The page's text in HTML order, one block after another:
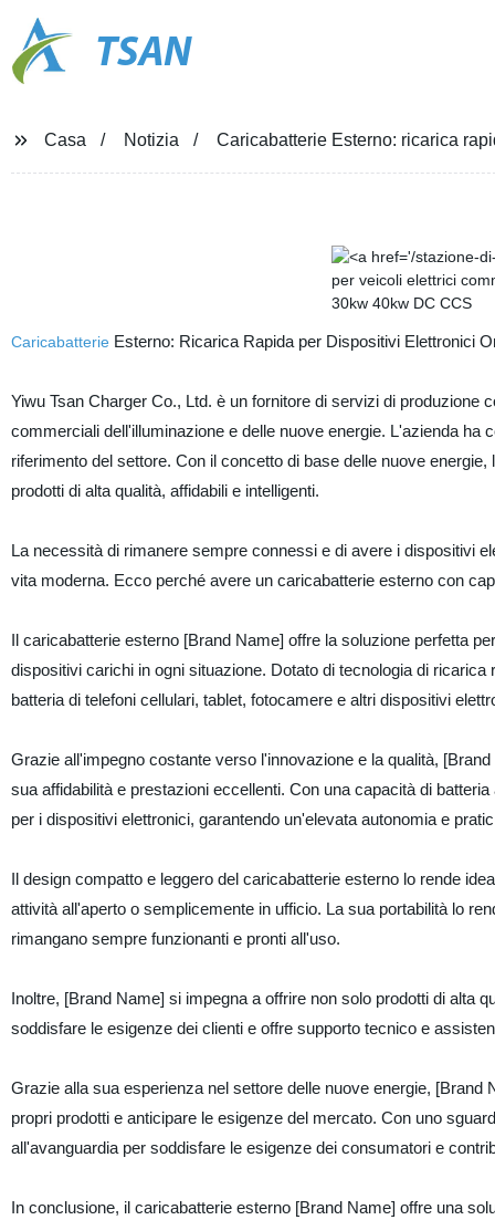
TSAN
Casa Notizia Caricabatterie Esterno: ricarica
CaricabatterieEsterno: Ricarica Rapida per Dispositivi Elettronici
Yiwu Tsan Charger Co., Ltd. è un fornitore di servizi di
commerciali dell'illuminazione e delle nuove energie. L'azienda
riferimento del settore. Con il concetto di base delle nuove
prodotti di alta qualità, affidabili e intelligenti.
La necessità di rimanere sempre connessi e di avere i dispositivi
vita moderna. Ecco perché avere un caricabatterie esterno con
Il caricabatterie esterno [Brand Name] offre la soluzione perfetta
dispositivi carichi in ogni situazione. Dotato di tecnologia di
batteria di telefoni cellulari, tablet, fotocamere e altri dispositivi
Grazie all'impegno costante verso l'innovazione e la qualità,
sua affidabilità e prestazioni eccellenti. Con una capacità di
per i dispositivi elettronici, garantendo un'elevata autonomia e
Il design compatto e leggero del caricabatterie esterno lo rende
attività all'aperto o semplicemente in ufficio. La sua portabilità lo
rimangano sempre funzionanti e pronti all'uso.
Inoltre, [Brand Name] si impegna a offrire non solo prodotti di alta
soddisfare le esigenze dei clienti e offre supporto tecnico e
Grazie alla sua esperienza nel settore delle nuove energie,
propri prodotti e anticipare le esigenze del mercato. Con uno
all'avanguardia per soddisfare le esigenze dei consumatori e
In conclusione, il caricabatterie esterno [Brand Name] offre una